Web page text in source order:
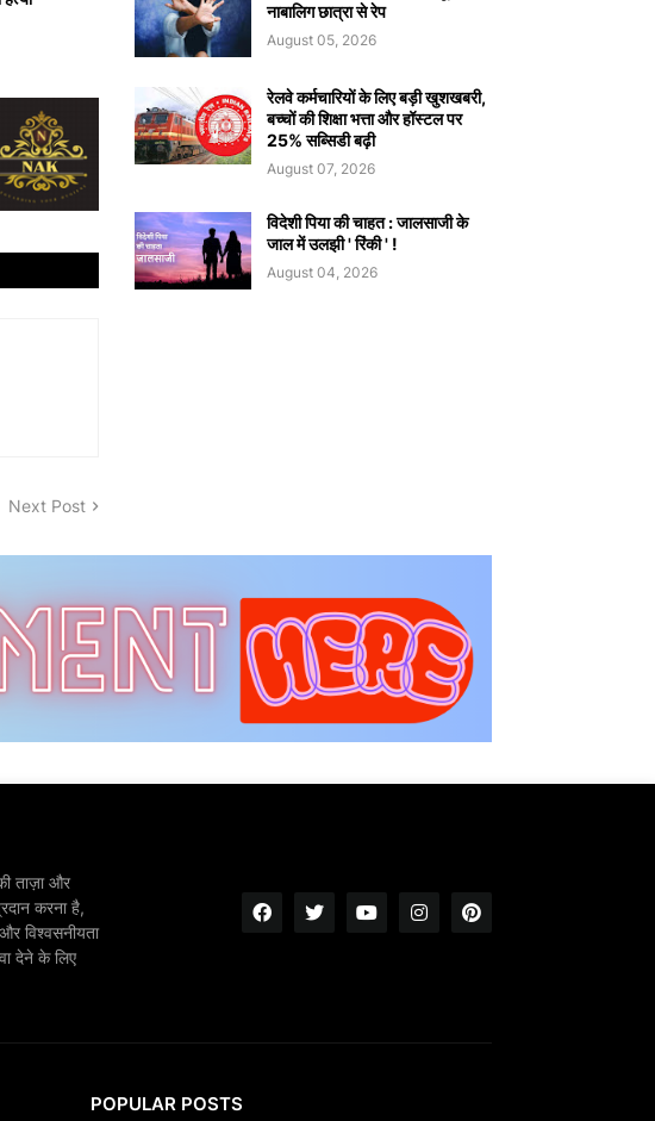
Next Post
नाबालिग छात्रा से रेप
August 05, 2026
रेलवे कर्मचारियों के लिए बड़ी खुशखबरी,
बच्चों की शिक्षा भत्ता और हॉस्टल पर
25% सब्सिडी बढ़ी
August 07, 2026
विदेशी पिया की चाहत : जालसाजी के
जाल में उलझी ' रिंकी ' !
August 04, 2026
ताज़ा और
करना है,
विश्वसनीयता
देने के लिए
POPULAR POSTS